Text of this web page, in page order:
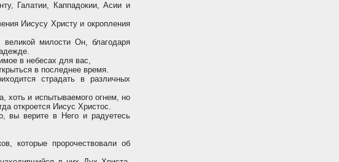
Галатии, Каппадокии, Aсии и
Иисусу Христу и окропления
милости Он, благодаря
в небесах для вас,
в последнее время.
страдать в различных
хоть и испытываемого огнем, но
откроется Иисус Христос.
вы верите в Него и радуетесь
которые пророчествовали об